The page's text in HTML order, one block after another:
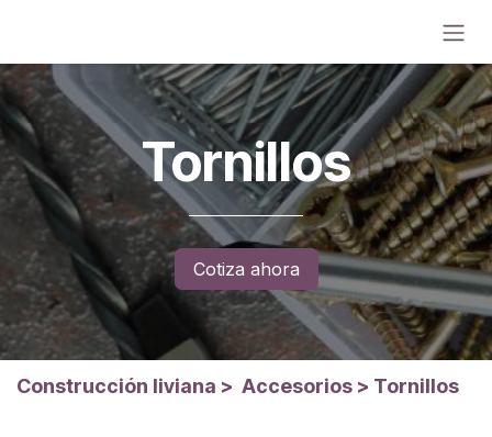
Tornillos
Cotiza ahora
Construcción liviana > Accesorios > Tornillos